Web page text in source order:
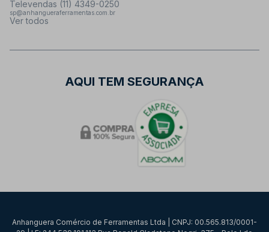
Televendas (11) 4349-0250
sp@anhangueraferramentas.com.br
Ver todos
AQUI TEM SEGURANÇA
Anhanguera Comércio de Ferramentas Ltda | CNPJ: 00.565.813/0001-